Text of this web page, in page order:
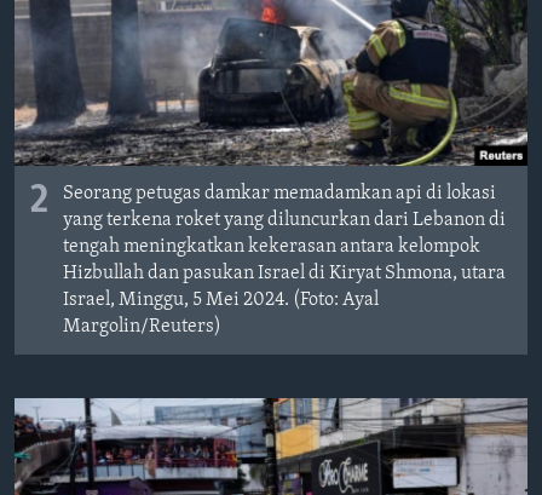
2
Seorang petugas damkar memadamkan api di lokasi
yang terkena roket yang diluncurkan dari Lebanon di
tengah meningkatkan kekerasan antara kelompok
Hizbullah dan pasukan Israel di Kiryat Shmona, utara
Israel, Minggu, 5 Mei 2024. (Foto: Ayal
Margolin/Reuters)